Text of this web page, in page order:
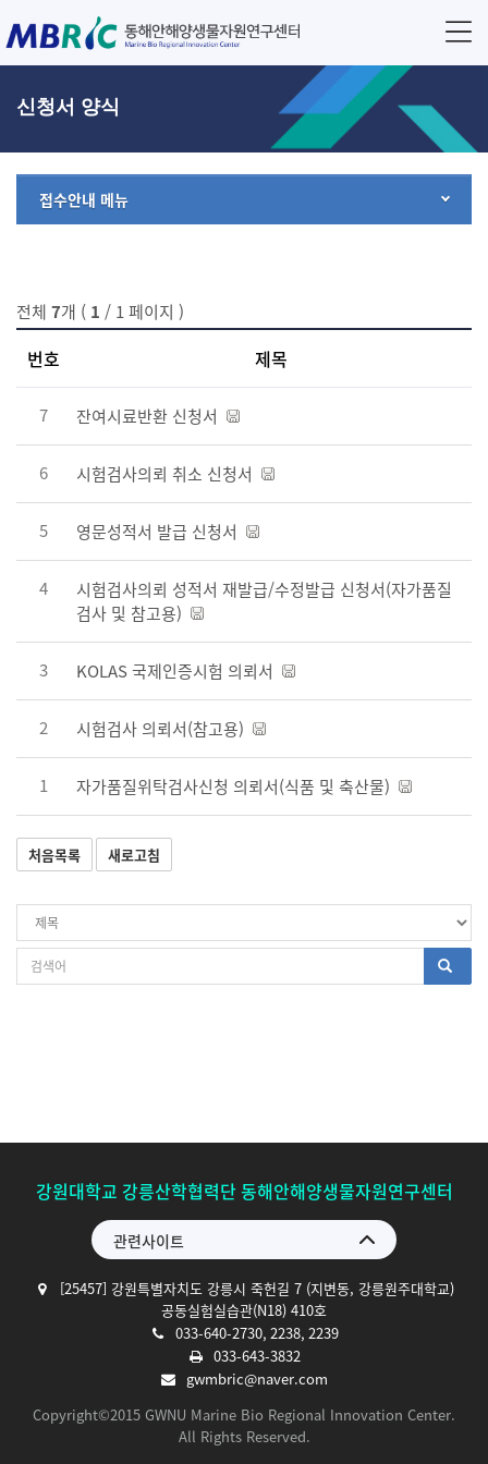
신청서 양식
접수안내 메뉴
전체 7개 ( 1 / 1 페이지 )
번호 제목
7 잔여시료반환 신청서
6 시험검사의뢰 취소 신청서
5 영문성적서 발급 신청서
4
시험검사의뢰 성적서 재발급/수정발급 신청서(자가품질
검사 및 참고용)
3 KOLAS 국제인증시험 의뢰서
2 시험검사 의뢰서(참고용)
1 자가품질위탁검사신청 의뢰서(식품 및 축산물)
처음목록 새로고침
강원대학교 강릉산학협력단 동해안해양생물자원연구센터
관련사이트
[25457] 강원특별자치도 강릉시 죽헌길 7 (지변동, 강릉원주대학교)
공동실험실습관(N18) 410호
033-640-2730, 2238, 2239
033-643-3832
gwmbric@naver.com
Copyright©2015 GWNU Marine Bio Regional Innovation Center.
All Rights Reserved.